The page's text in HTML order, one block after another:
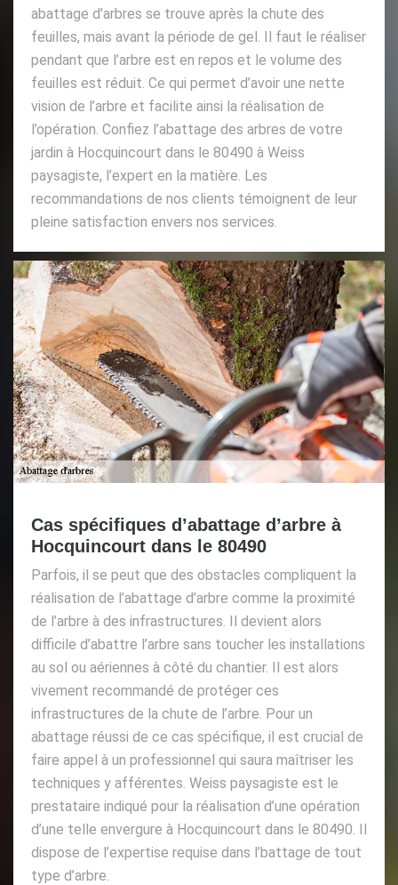
abattage d’arbres se trouve après la chute des
feuilles, mais avant la période de gel. Il faut le réaliser
pendant que l’arbre est en repos et le volume des
feuilles est réduit. Ce qui permet d’avoir une nette
vision de l’arbre et facilite ainsi la réalisation de
l’opération. Confiez l’abattage des arbres de votre
jardin à Hocquincourt dans le 80490 à Weiss
paysagiste, l’expert en la matière. Les
recommandations de nos clients témoignent de leur
pleine satisfaction envers nos services.
Cas spécifiques d’abattage d’arbre à
Hocquincourt dans le 80490
Parfois, il se peut que des obstacles compliquent la
réalisation de l’abattage d’arbre comme la proximité
de l’arbre à des infrastructures. Il devient alors
difficile d’abattre l’arbre sans toucher les installations
au sol ou aériennes à côté du chantier. Il est alors
vivement recommandé de protéger ces
infrastructures de la chute de l’arbre. Pour un
abattage réussi de ce cas spécifique, il est crucial de
faire appel à un professionnel qui saura maîtriser les
techniques y afférentes. Weiss paysagiste est le
prestataire indiqué pour la réalisation d’une opération
d’une telle envergure à Hocquincourt dans le 80490. Il
dispose de l’expertise requise dans l’battage de tout
type d’arbre.